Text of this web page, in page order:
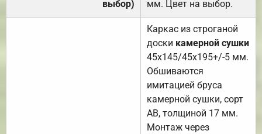
выбор)
мм. Цвет на выбор.
Каркас из строганой
доски камерной сушки
45х145/45х195+/-5 мм.
Обшиваются
имитацией бруса
камерной сушки, сорт
АВ, толщиной 17 мм.
Монтаж через